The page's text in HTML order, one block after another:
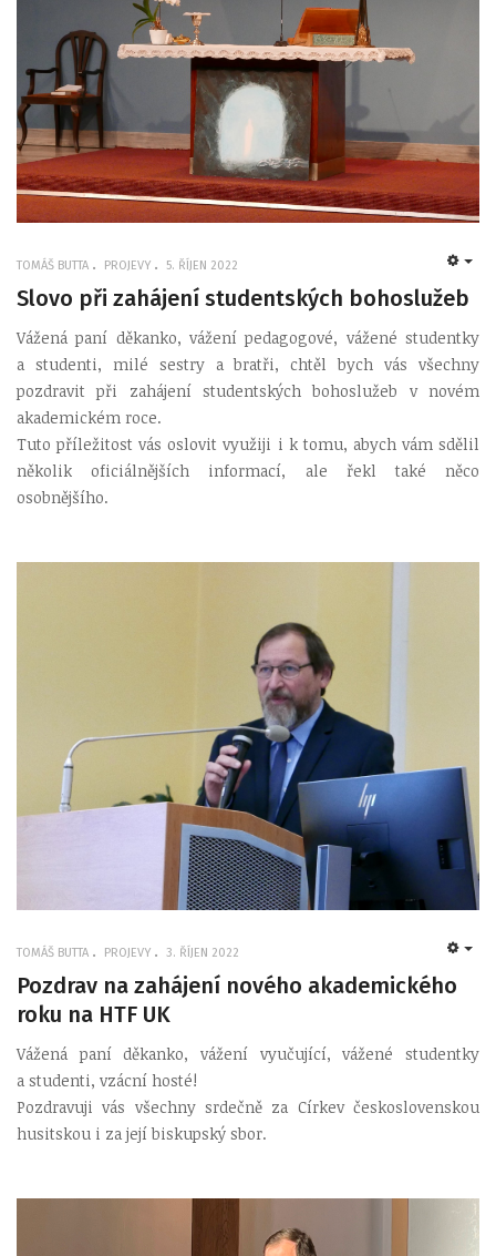
TOMÁŠ BUTTA PROJEVY 5. ŘÍJEN 2022
Slovo při zahájení studentských bohoslužeb
Vážená paní děkanko, vážení pedagogové, vážené studentky
a studenti, milé sestry a bratři, chtěl bych vás všechny
pozdravit při zahájení studentských bohoslužeb v novém
akademickém roce.
Tuto příležitost vás oslovit využiji i k tomu, abych vám sdělil
několik oficiálnějších informací, ale řekl také něco
osobnějšího.
TOMÁŠ BUTTA PROJEVY 3. ŘÍJEN 2022
Pozdrav na zahájení nového akademického
roku na HTF UK
Vážená paní děkanko, vážení vyučující, vážené studentky
a studenti, vzácní hosté!
Pozdravuji vás všechny srdečně za Církev československou
husitskou i za její biskupský sbor.